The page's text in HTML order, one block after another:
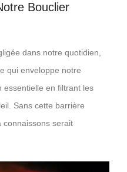
Bouclier
dans notre quotidien,
qui enveloppe notre
essentielle en filtrant les
Sans cette barrière
connaissons serait